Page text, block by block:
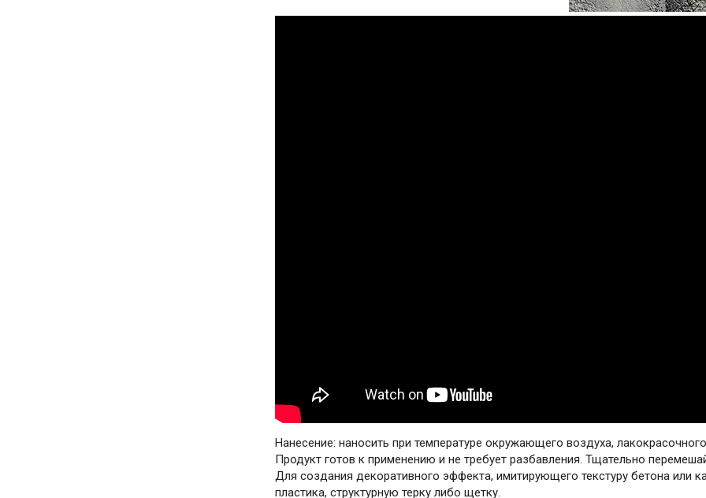
Нанесение: наносить при температуре окружающего воздуха,
Продукт готов к применению и не требует разбавления. Тщательно
Для создания декоративного эффекта, имитирующего текстуру бетона или
пластика, структурную терку либо щетку.